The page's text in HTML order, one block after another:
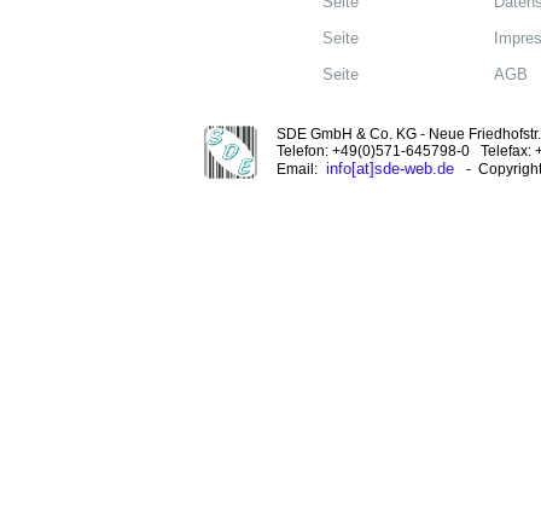
Seite
Seite
AGB
SDE GmbH & Co. KG - Neue
Telefon: +49(0)571-645798-0 Telefax:
Email: info[at]sde-web.de -